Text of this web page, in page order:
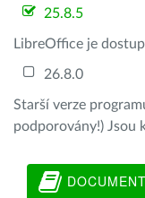
25.8.5
LibreOffice je
26.8.0
Starší verze
podporovány!) Jsou